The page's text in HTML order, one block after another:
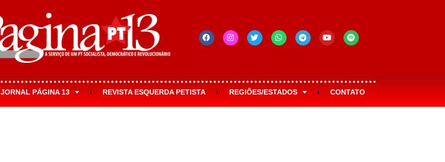
JORNAL PÁGINA 13 REVISTA ESQUERDA PETISTA REGIÕES/ESTADOS CONTATO